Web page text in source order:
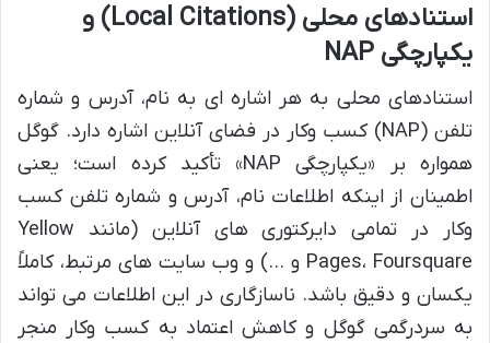
استنادهای محلی (Local Citations) و
یکپارچگی NAP
استنادهای محلی به هر اشاره ای به نام، آدرس و شماره
تلفن (NAP) کسب وکار در فضای آنلاین اشاره دارد. گوگل
همواره بر «یکپارچگی NAP» تأکید کرده است؛ یعنی
اطمینان از اینکه اطلاعات نام، آدرس و شماره تلفن کسب
وکار در تمامی دایرکتوری های آنلاین (مانند Yellow
Pages، Foursquare و …) و وب سایت های مرتبط، کاملاً
یکسان و دقیق باشد. ناسازگاری در این اطلاعات می تواند
به سردرگمی گوگل و کاهش اعتماد به کسب وکار منجر